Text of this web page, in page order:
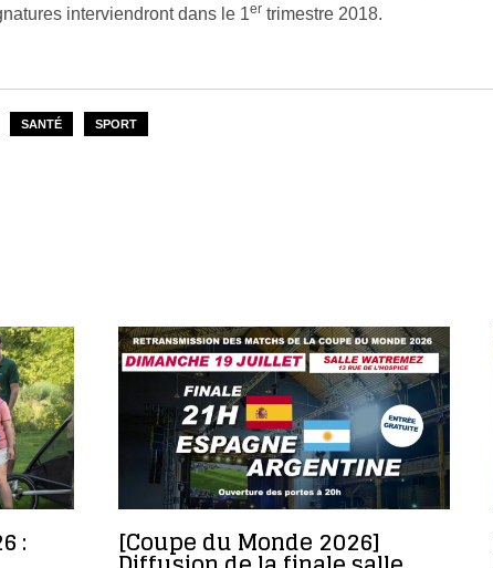
interviendront dans le 1er trimestre 2018.
SANTÉ SPORT
: [Coupe du Monde 2026]